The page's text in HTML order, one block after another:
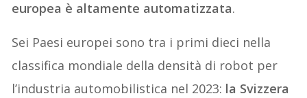
europea è altamente automatizzata.
Sei Paesi europei sono tra i primi dieci nella
classifica mondiale della densità di robot per
l’industria automobilistica nel 2023: la Svizzera